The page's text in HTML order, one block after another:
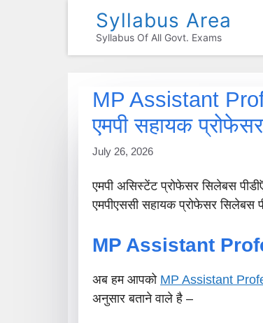
Syllabus Area
Syllabus Of All Govt. Exams
MP Assistant
एमपी सहायक
July 26, 2026
एमपी असिस्टेंट प्रोफेसर सिलेबस
एमपीएससी सहायक प्रोफेसर सिलेबस
MP Assistant
अब हम आपको MP Assistant
अनुसार बताने वाले है –